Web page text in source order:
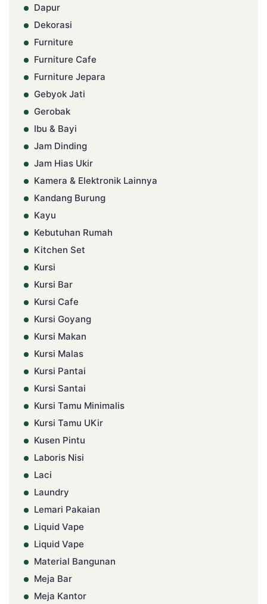
Dapur
Dekorasi
Furniture
Furniture Cafe
Furniture Jepara
Gebyok Jati
Gerobak
Ibu & Bayi
Jam Dinding
Jam Hias Ukir
Kamera & Elektronik Lainnya
Kandang Burung
Kayu
Kebutuhan Rumah
Kitchen Set
Kursi
Kursi Bar
Kursi Cafe
Kursi Goyang
Kursi Makan
Kursi Malas
Kursi Pantai
Kursi Santai
Kursi Tamu Minimalis
Kursi Tamu UKir
Kusen Pintu
Laboris Nisi
Laci
Laundry
Lemari Pakaian
Liquid Vape
Liquid Vape
Material Bangunan
Meja Bar
Meja Kantor